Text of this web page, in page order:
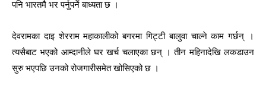
पनि भारतमै भर पर्नुपर्ने बाध्यता छ ।
देवरामका दाइ शेरराम महाकालीको बगरमा गिट्टी बालुवा चाल्ने काम गर्छन् ।
त्यसैबाट भएको आम्दानीले घर खर्च चलाएका छन् । तीन महिनादेखि लकडाउन
सुरु भएपछि उनको रोजगारीसमेत खोसिएको छ ।